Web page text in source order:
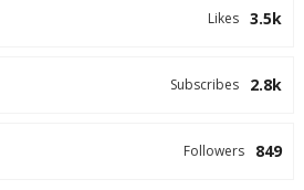
3.5k
Likes
2.8k
Subscribes
849
Followers